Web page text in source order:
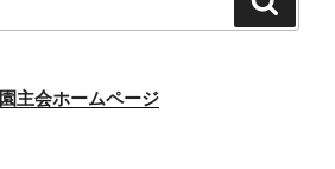
主会ホームページ